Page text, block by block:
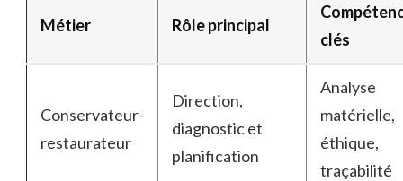
Métier Rôle principal
clés
Conservateur-
restaurateur
Direction,
diagnostic et
planification
Analyse
matérielle,
éthique,
traçabilité